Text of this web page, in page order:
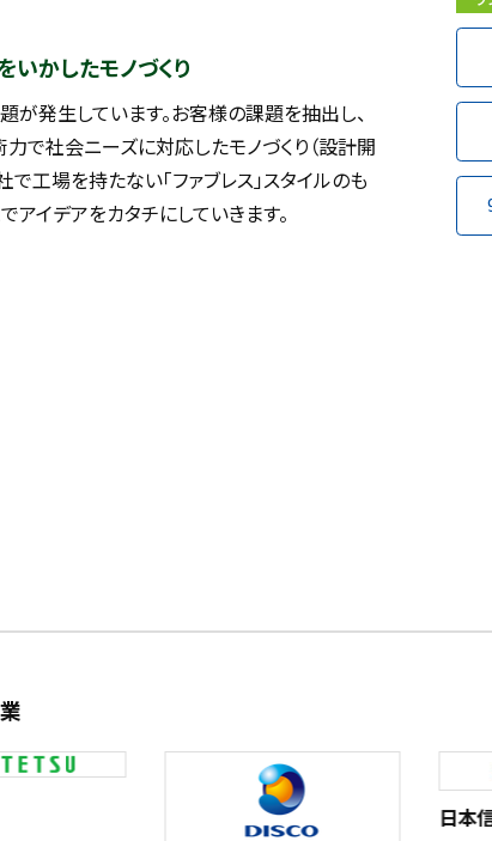
いかしたモノづくり
発生しています。お客様の課題を抽出し、
で社会ニーズに対応したモノづくり（設計開
で工場を持たない「ファブレス」スタイルのも
アイデアをカタチにしていきます。
日本